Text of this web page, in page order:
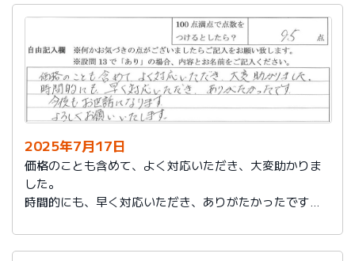
2025年7月17日
価格のことも含めて、よく対応いただき、大変助かりま
した。
時間的にも、早く対応いただき、ありがたかったです。